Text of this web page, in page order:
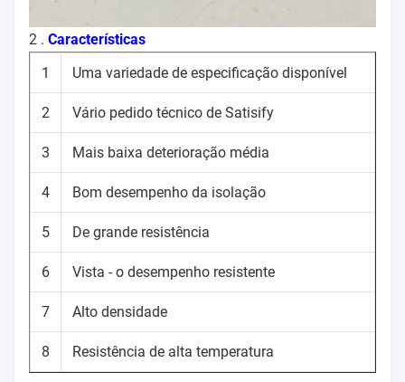
2 . Características
1
Uma variedade de especificação disponível
2 Vário pedido técnico de Satisify
3 Mais baixa deterioração média
4 Bom desempenho da isolação
5 De grande resistência
6 Vista - o desempenho resistente
7 Alto densidade
8 Resistência de alta temperatura